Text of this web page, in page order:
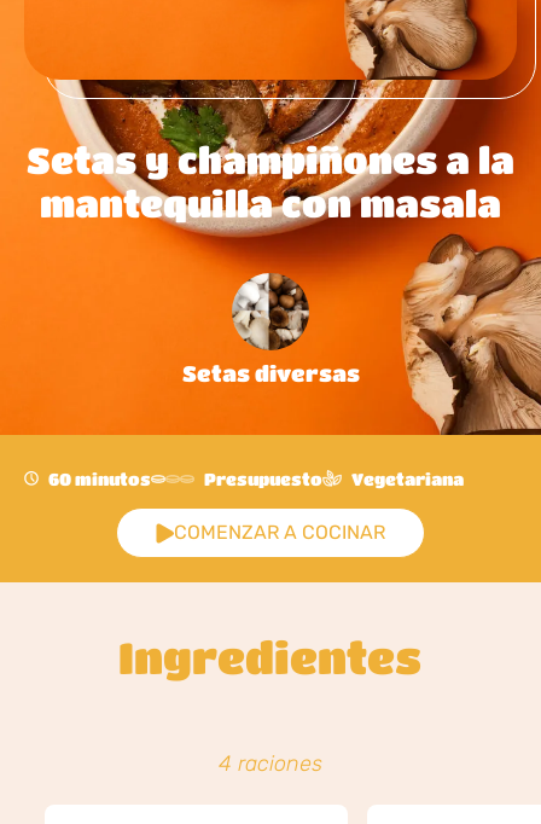
Setas y champiñones a la
mantequilla con masala
Setas diversas
60 minutos Presupuesto Vegetariana
COMENZAR A COCINAR
Ingredientes
4 raciones